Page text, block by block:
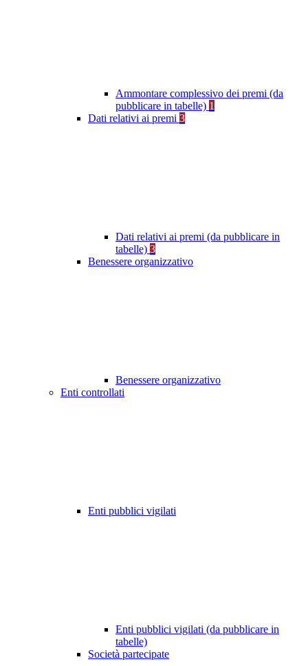
Ammontare complessivo dei premi (da
pubblicare in tabelle) 1
Dati relativi ai premi 3
Dati relativi ai premi (da pubblicare in
tabelle) 3
Benessere organizzativo
Benessere organizzativo
Enti controllati
Enti pubblici vigilati
Enti pubblici vigilati (da pubblicare in
tabelle)
Società partecipate